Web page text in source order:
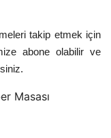
takip etmek için
abone olabilir ve
Masası